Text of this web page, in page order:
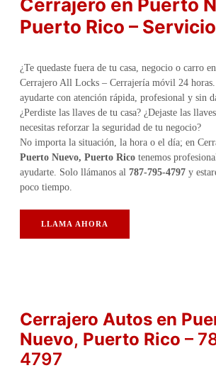
Cerrajero en Puerto
Puerto Rico –
¿Te quedaste fuera de tu casa, negocio o carro
Cerrajero All Locks – Cerrajería móvil 24 horas.
ayudarte con atención rápida, profesional y sin
¿Perdiste las llaves de tu casa? ¿Dejaste las
necesitas reforzar la seguridad de tu negocio?
No importa la situación, la hora o el día; en
Puerto Nuevo, Puerto Rico tenemos
ayudarte. Solo llámanos al 787-795-4797 y
poco tiempo.
LLAMA AHORA
Cerrajero Autos en
Nuevo, Puerto Rico –
4797